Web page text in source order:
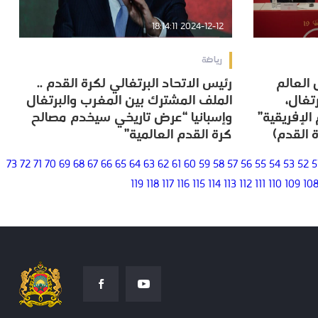
القدم)
القدم)
2024-12-12 18:14:11
رياضة
رئيس الاتحاد البرتغالي لكرة القدم ..
الملف المشترك بين المغرب والبرتغال
وإسبانيا “عرض تاريخي سيخدم مصالح
كرة القدم العالمية”
رئيس الاتحاد البرتغالي لكرة القدم ..
الملف المشترك بين المغرب والبرتغال
وإسبانيا “عرض تاريخي سيخدم مصالح
كرة القدم العالمية”
52
53
54
55
56
57
58
59
60
61
62
63
64
65
66
67
68
69
70
71
72
73
108
109
110
111
112
113
114
115
116
117
118
119